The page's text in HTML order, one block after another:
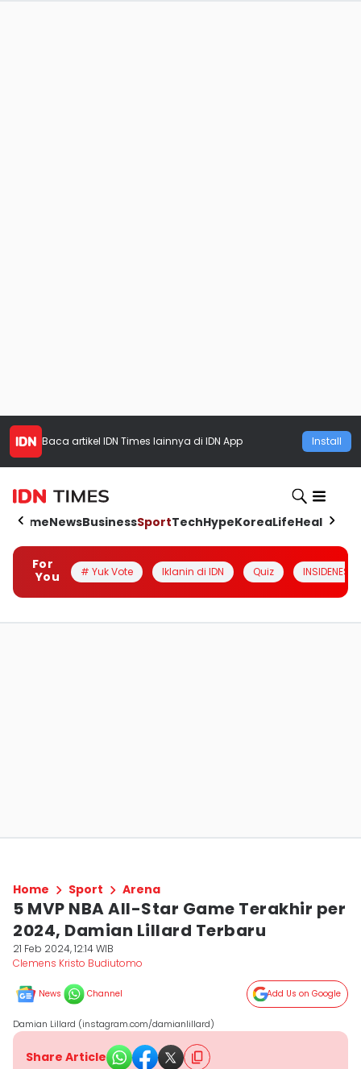
Baca artikel IDN Times lainnya di IDN App Install
HomeNewsBusinessSportTechHypeKoreaLifeHealth
For
You
# Yuk Vote Iklanin di IDN Quiz INSIDENESIA
Home Sport Arena
5 MVP NBA All-Star Game Terakhir per
2024, Damian Lillard Terbaru
21 Feb 2024, 12:14 WIB
Clemens Kristo Budiutomo
News Channel Add Us on Google
Damian Lillard (instagram.com/damianlillard)
Share Article